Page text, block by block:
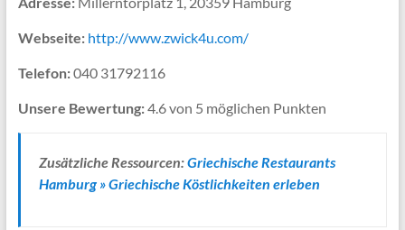
Webseite: http://www.zwick4u.com/
Telefon:040 31792116
Unsere Bewertung:4.6 von 5 möglichen Punkten
Zusätzliche Ressourcen:Griechische Restaurants
Hamburg » Griechische Köstlichkeiten erleben